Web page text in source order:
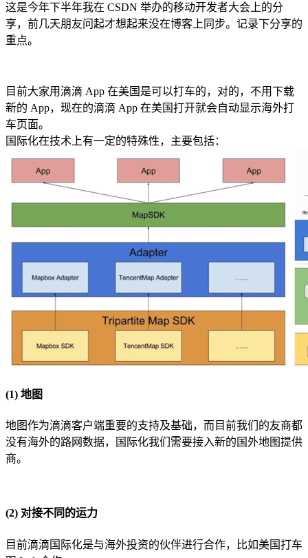
这是今年下半年我在 CSDN 举办的移动开发者大会上的分
享，前几天朋友问起才想起来没在博客上同步。记录下分享的
重点。
目前大家用滴滴 App 在美国是可以打车的，对的，不用下载
新的 App，现在的滴滴 App 在美国打开就会自动显示海外打
车页面。
国际化在技术上有一定的特殊性，主要包括：
(1) 地图
地图作为滴滴客户端重要的支持及基础，而目前我们的友商都
没有海外的路网数据，国际化我们需要接入新的国外地图提供
商。
(2) 对接不同的运力
目前滴滴国际化是与海外投资的伙伴进行合作，比如美国打车